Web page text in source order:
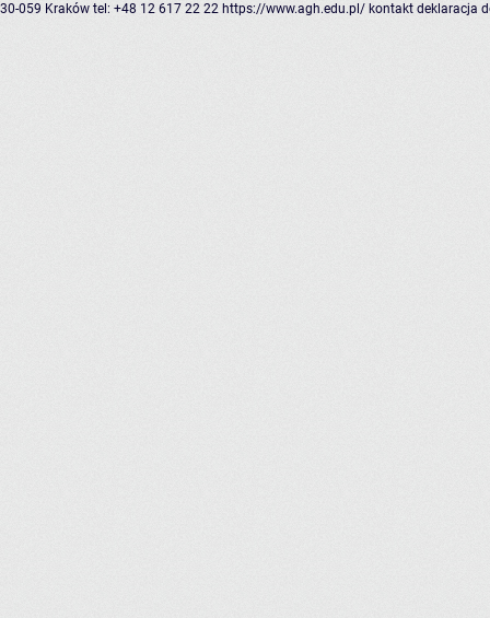
30-059 Kraków tel: +48 12 617 22 22 https://www.agh.edu.pl/ kontakt deklaracja